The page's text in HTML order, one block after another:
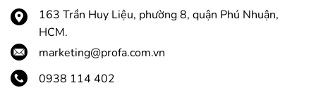
163 Trần Huy Liệu, phường 8, quận Phú Nhuận,
HCM.
marketing@profa.com.vn
0938 114 402